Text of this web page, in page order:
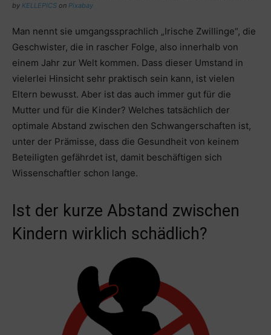
by KELLEPICS on Pixabay
Man nennt sie umgangssprachlich „Irische Zwillinge“, die
Geschwister, die in rascher Folge, also innerhalb von
einem Jahr zur Welt kommen. Dass dieser Umstand in
vielerlei Hinsicht sehr praktisch sein kann, ist vielen
Eltern bewusst. Aber ist das auch immer gut für die
Mutter und für die Kinder? Welches tatsächlich der
optimale Abstand zwischen den Schwangerschaften ist,
unter der Prämisse, dass die Gesundheit von keinem
Beteiligten gefährdet ist, damit beschäftigen sich
Wissenschaftler schon lange.
Ist der kurze Abstand zwischen
Kindern wirklich schädlich?